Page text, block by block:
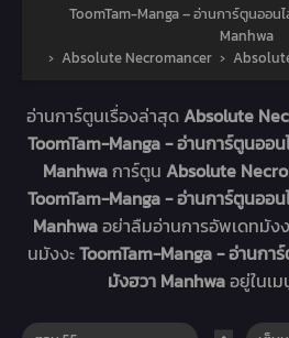
ToomTam-Manga – อ่านการ์ตูนออน
Manhwa
› Absolute Necromancer ›
อ่านการ์ตูนเรื่องล่าสุดAbsolute
ToomTam-Manga - อ่านการ์ตูนออ
Manhwaการ์ตูน Absolute
ToomTam-Manga - อ่านการ์ตูนออ
Manhwaอย่าลืมอ่านการอัพเดทมัง
นมังงะToomTam-Manga - อ่านกา
มังฮวา Manhwaอยู่ในเ